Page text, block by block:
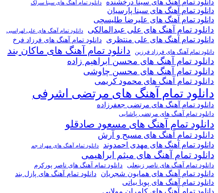
دانلود تمام آهنگ های سینا درخشنده دانلود تمام آهنگ های سینا سرلک
دانلود تمام آهنگ های سینا پارسیان
دانلود تمام آهنگ های علیرضا طلیسچی
دانلود تمام آهنگ های علی عبدالمالکی دانلود تمام آهنگ های علی لهراسبی
دانلود تمام آهنگ های علی منتظری دانلود تمام آهنگ های فرزاد فرخ
دانلود تمام آهنگ های فرزاد فرزین دانلود تمام آهنگ های ماکان بند
دانلود تمام آهنگ های محسن ابراهیم زاده
دانلود تمام آهنگ های محسن چاوشی
دانلود تمام آهنگ های محمود کریمی
دانلود تمام آهنگ های مرتضی اشرفی
دانلود تمام آهنگ های مرتضی جعفرزاده
دانلود تمام آهنگ های مرتضی پاشایی
دانلود تمام آهنگ های مسعود صادقلو
دانلود تمام آهنگ های مسیح و آرش
دانلود تمام آهنگ های مهدی احمدوند دانلود تمام آهنگ های مهراد جم
دانلود تمام آهنگ های میثم ابراهیمی
دانلود تمام آهنگ های ناصر زینعلی دانلود تمام آهنگ های ناصر پورکرم
دانلود تمام آهنگ های همایون شجریان دانلود تمام آهنگ های پازل بند
دانلود تمام آهنگ های پویا بیاتی